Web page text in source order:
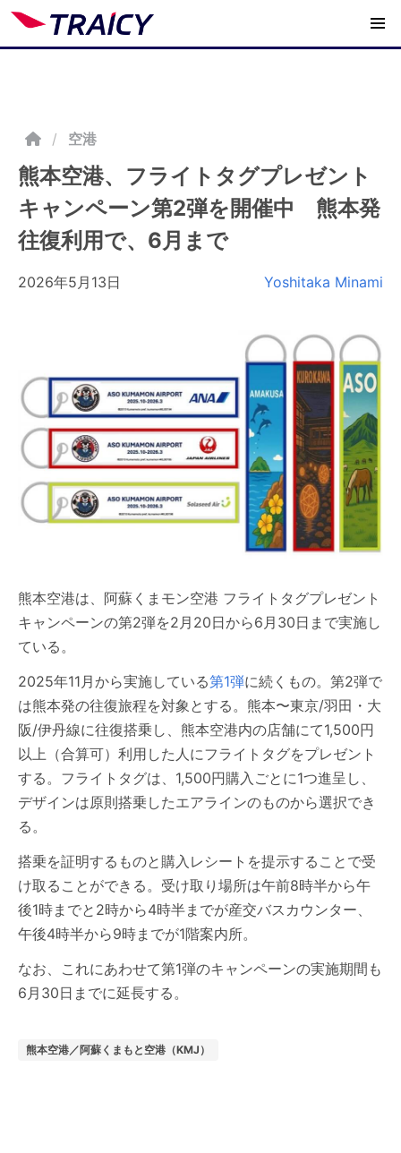
/ 空港
熊本空港、フライトタグプレゼント
キャンペーン第2弾を開催中 熊本発
往復利用で、6月まで
2026年5月13日 Yoshitaka Minami
熊本空港は、阿蘇くまモン空港 フライトタグプレゼント
キャンペーンの第2弾を2月20日から6月30日まで実施し
ている。
2025年11月から実施している第1弾に続くもの。第2弾で
は熊本発の往復旅程を対象とする。熊本〜東京/羽田・大
阪/伊丹線に往復搭乗し、熊本空港内の店舗にて1,500円
以上（合算可）利用した人にフライトタグをプレゼント
する。フライトタグは、1,500円購入ごとに1つ進呈し、
デザインは原則搭乗したエアラインのものから選択でき
る。
搭乗を証明するものと購入レシートを提示することで受
け取ることができる。受け取り場所は午前8時半から午
後1時までと2時から4時半までが産交バスカウンター、
午後4時半から9時までが1階案内所。
なお、これにあわせて第1弾のキャンペーンの実施期間も
6月30日までに延長する。
熊本空港／阿蘇くまもと空港（KMJ）